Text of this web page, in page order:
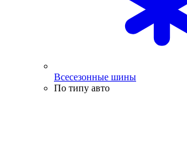
Всесезонные шины
По типу авто